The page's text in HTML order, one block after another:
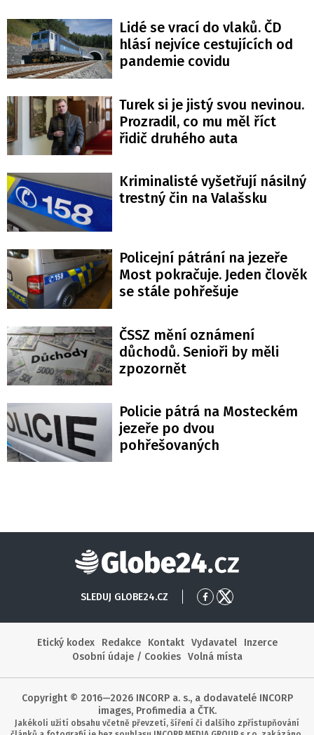
Lidé se vrací do vlaků. ČD
hlásí nejvíce cestujících od
pandemie covidu
Turek si je jistý svou nevinou.
Prozradil, co mu měl říct
řidič druhého auta
Kriminalisté vyšetřují násilný
trestný čin na Valašsku
Policejní pátrání na jezeře
Most pokračuje. Jeden člověk
se stále pohřešuje
ČSSZ mění oznámení
důchodů. Senioři by měli
zpozornět
Policie pátrá na Mosteckém
jezeře po dvou
pohřešovaných
Globe24
SLEDUJ GLOBE24.CZ
Přejít
Facebook
Přejít
X
Etický kodex
Redakce Kontakt Vydavatel
Inzerce
Osobní údaje / Cookies
Volná místa
Copyright © 2016—2026 INCORP a. s., a dodavatelé INCORP
images, Profimedia a ČTK.
Jakékoli užití obsahu včetně převzetí, šíření či dalšího zpřístupňování